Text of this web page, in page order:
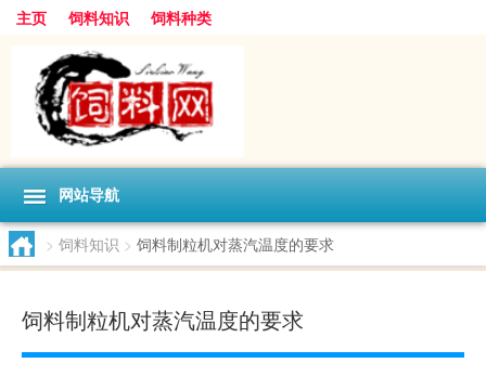
主页 饲料知识 饲料种类
网站导航
> 饲料知识 > 饲料制粒机对蒸汽温度的要求
饲料制粒机对蒸汽温度的要求